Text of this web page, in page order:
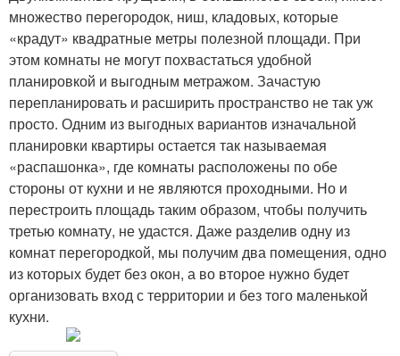
множество перегородок, ниш, кладовых, которые
«крадут» квадратные метры полезной площади. При
этом комнаты не могут похвастаться удобной
планировкой и выгодным метражом. Зачастую
перепланировать и расширить пространство не так уж
просто. Одним из выгодных вариантов изначальной
планировки квартиры остается так называемая
«распашонка», где комнаты расположены по обе
стороны от кухни и не являются проходными. Но и
перестроить площадь таким образом, чтобы получить
третью комнату, не удастся. Даже разделив одну из
комнат перегородкой, мы получим два помещения, одно
из которых будет без окон, а во второе нужно будет
организовать вход с территории и без того маленькой
кухни.